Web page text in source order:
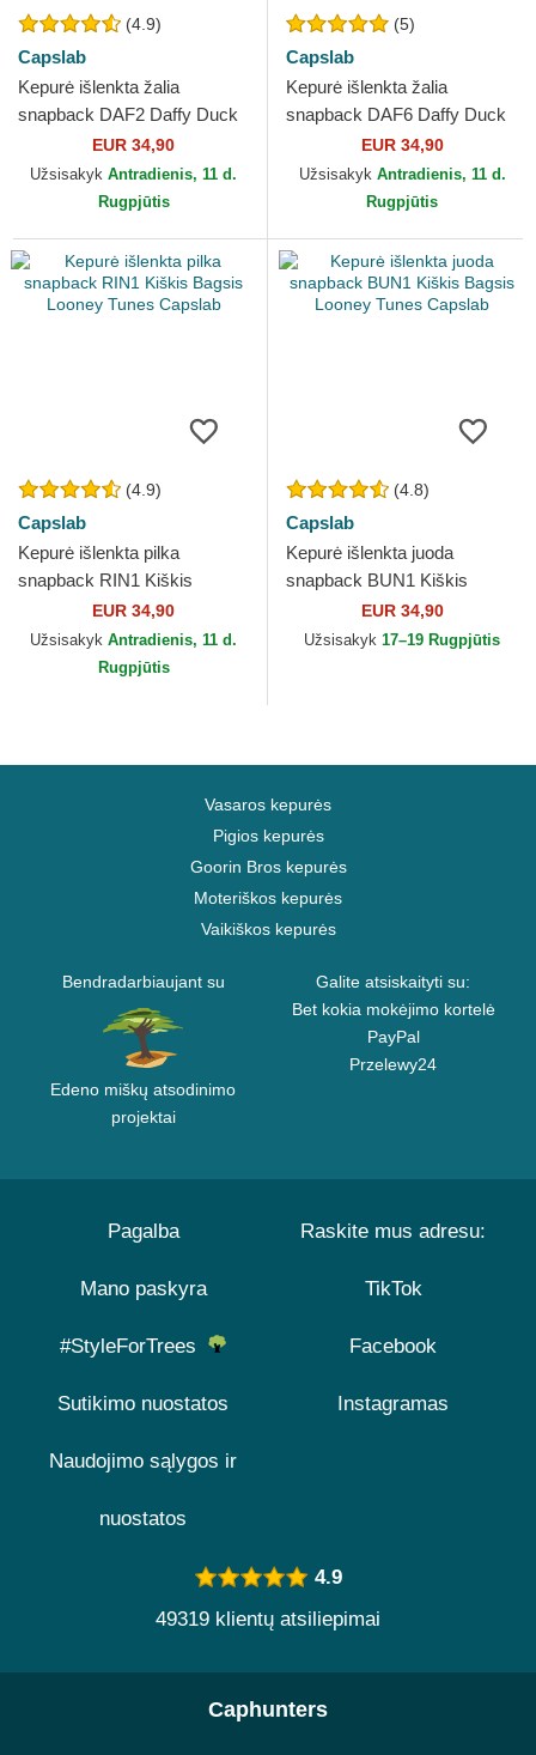
(4.9)
Capslab
Kepurė išlenkta žalia
snapback DAF2 Daffy Duck
Looney Tunes Capslab
EUR 34,90
Užsisakyk Antradienis, 11 d.
Rugpjūtis
(5)
Capslab
Kepurė išlenkta žalia
snapback DAF6 Daffy Duck
Looney Tunes Capslab
EUR 34,90
Užsisakyk Antradienis, 11 d.
Rugpjūtis
(4.9)
Capslab
Kepurė išlenkta pilka
snapback RIN1 Kiškis
Bagsis Looney Tunes
Capslab
EUR 34,90
Užsisakyk Antradienis, 11 d.
Rugpjūtis
(4.8)
Capslab
Kepurė išlenkta juoda
snapback BUN1 Kiškis
Bagsis Looney Tunes
Capslab
EUR 34,90
Užsisakyk 17–19 Rugpjūtis
Vasaros kepurės
Pigios kepurės
Goorin Bros kepurės
Moteriškos kepurės
Vaikiškos kepurės
Bendradarbiaujant su
Edeno miškų atsodinimo
projektai
Galite atsiskaityti su:
Bet kokia mokėjimo kortelė
PayPal
Przelewy24
Pagalba
Mano paskyra
#StyleForTrees
Sutikimo nuostatos
Naudojimo sąlygos ir
nuostatos
Raskite mus adresu:
TikTok
Facebook
Instagramas
4.9
49319 klientų atsiliepimai
Caphunters